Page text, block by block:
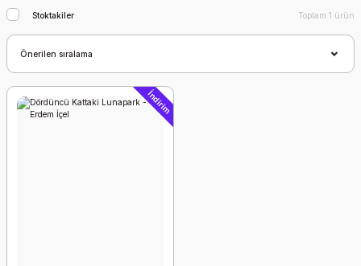
Stoktakiler Toplam 1 ürün
İndirim